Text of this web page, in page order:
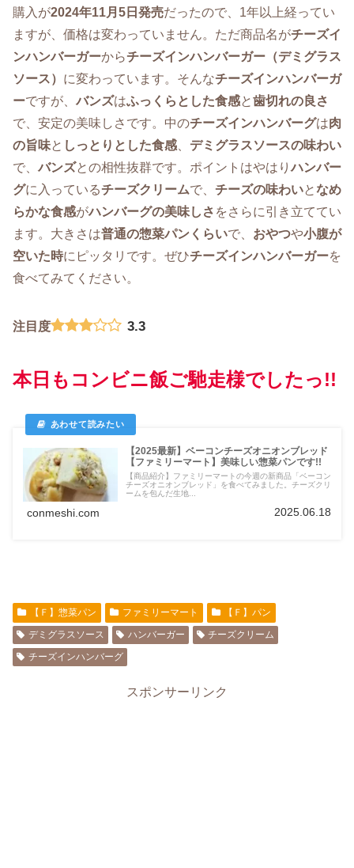
購入が2024年11月5日発売だったので、1年以上経ってい
ますが、価格は変わっていません。ただ商品名がチーズイ
ンハンバーガーからチーズインハンバーガー（デミグラス
ソース） に変わっています。そんなチーズインハンバーガ
ーですが、 バンズはふっくらとした食感と歯切れの良さ
で、安定の美味しさです。中のチーズインハンバーグは肉
の旨味と しっとりとした食感
デミグラスソースの味わい
で、 バンズとの相性抜群です。ポイントはやはりハンバー
グに入っているチーズクリームで、 チーズの味わいとなめ
らかな食感がハンバーグの美味しさ をさらに引き立ててい
ます。大きさは普通の惣菜パンくらいで、 おやつや小腹が
空いた時にピッタリです。ぜひチーズインハンバーガーを
食べてみてください。
注目度 3.3
本日もコンビニ飯ご馳走様でしたっ!!
【2025最新】ベーコンチーズオニオンブレッド
【ファミリーマート】美味しい惣菜パンです!!
【商品紹介】ファミリーマートの今週の新商品「ベーコン
チーズオニオンブレッド」を食べてみました。チーズクリ
ームを包んだ生地...
conmeshi.com 2025.06.18
【Ｆ】惣菜パン ファミリーマート
【Ｆ】パン
デミグラスソース
ハンバーガー
チーズクリーム
チーズインハンバーグ
スポンサーリンク